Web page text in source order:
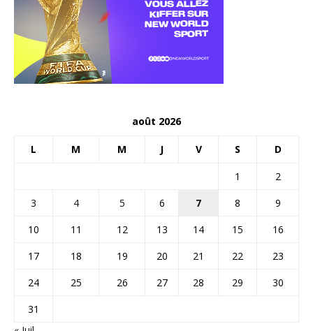
août 2026
L M M J V S D
1
2
3
4 5 6 7 8
9
10
11 12 13 14 15
16
17
18 19 20 21 22
23
24
25 26 27 28 29
30
31